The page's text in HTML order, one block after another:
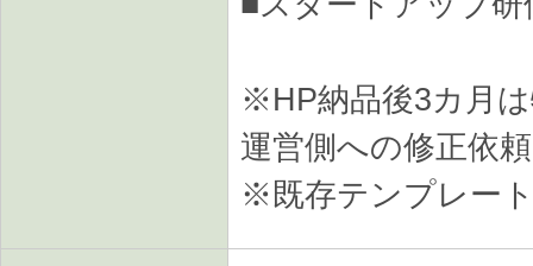
※HP納品後3カ月
運営側への修正依
※既存テンプレー